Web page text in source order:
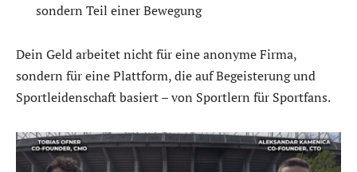
sondern Teil einer Bewegung
Dein Geld arbeitet nicht für eine anonyme Firma,
sondern für eine Plattform, die auf Begeisterung und
Sportleidenschaft basiert – von Sportlern für Sportfans.